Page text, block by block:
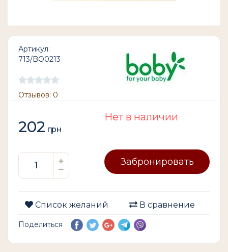
Артикул:
713/BO0213
Отзывов: 0
202 грн
Нет в наличии
Забронировать
Список желаний В сравнение
Поделиться